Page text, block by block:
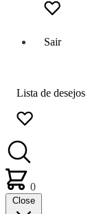
Sair
Lista de desejos
0
Close